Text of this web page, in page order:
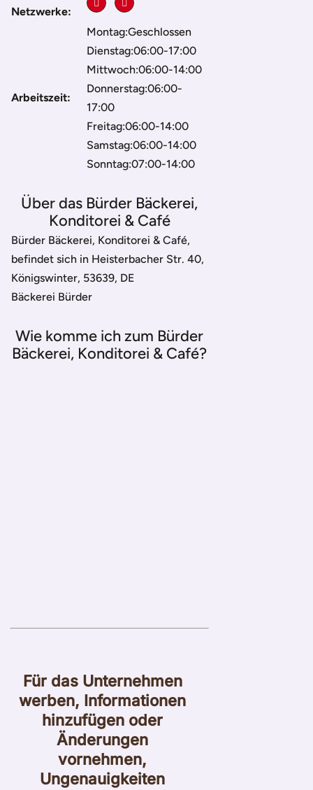
Netzwerke:
Arbeitszeit:
Montag:Geschlossen
Dienstag:06:00-17:00
Mittwoch:06:00-14:00
Donnerstag:06:00-
17:00
Freitag:06:00-14:00
Samstag:06:00-14:00
Sonntag:07:00-14:00
Über das Bürder Bäckerei,
Konditorei & Café
Bürder Bäckerei, Konditorei & Café,
befindet sich in Heisterbacher Str. 40,
Königswinter, 53639, DE
Bäckerei Bürder
Wie komme ich zum Bürder
Bäckerei, Konditorei & Café?
Für das Unternehmen
werben, Informationen
hinzufügen oder
Änderungen
vornehmen,
Ungenauigkeiten